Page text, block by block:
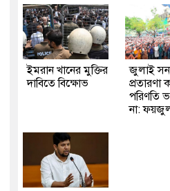
ইমরান খানের মুক্তির
দাবিতে বিক্ষোভ
জুলাই
প্রতারণা
পরিণতি
না: